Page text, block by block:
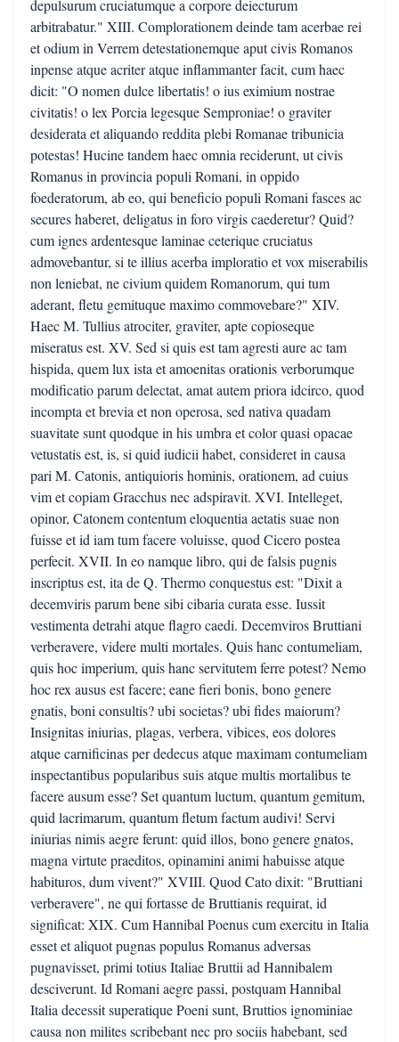
depulsurum cruciatumque a corpore deiecturum
arbitrabatur." XIII. Complorationem deinde tam acerbae rei
et odium in Verrem detestationemque aput civis Romanos
inpense atque acriter atque inflammanter facit, cum haec
dicit: "O nomen dulce libertatis! o ius eximium nostrae
civitatis! o lex Porcia legesque Semproniae! o graviter
desiderata et aliquando reddita plebi Romanae tribunicia
potestas! Hucine tandem haec omnia reciderunt, ut civis
Romanus in provincia populi Romani, in oppido
foederatorum, ab eo, qui beneficio populi Romani fasces ac
secures haberet, deligatus in foro virgis caederetur? Quid?
cum ignes ardentesque laminae ceterique cruciatus
admovebantur, si te illius acerba imploratio et vox miserabilis
non leniebat, ne civium quidem Romanorum, qui tum
aderant, fletu gemituque maximo commovebare?" XIV.
Haec M. Tullius atrociter, graviter, apte copioseque
miseratus est. XV. Sed si quis est tam agresti aure ac tam
hispida, quem lux ista et amoenitas orationis verborumque
modificatio parum delectat, amat autem priora idcirco, quod
incompta et brevia et non operosa, sed nativa quadam
suavitate sunt quodque in his umbra et color quasi opacae
vetustatis est, is, si quid iudicii habet, consideret in causa
pari M. Catonis, antiquioris hominis, orationem, ad cuius
vim et copiam Gracchus nec adspiravit. XVI. Intelleget,
opinor, Catonem contentum eloquentia aetatis suae non
fuisse et id iam tum facere voluisse, quod Cicero postea
perfecit. XVII. In eo namque libro, qui de falsis pugnis
inscriptus est, ita de Q. Thermo conquestus est: "Dixit a
decemviris parum bene sibi cibaria curata esse. Iussit
vestimenta detrahi atque flagro caedi. Decemviros Bruttiani
verberavere, videre multi mortales. Quis hanc contumeliam,
quis hoc imperium, quis hanc servitutem ferre potest? Nemo
hoc rex ausus est facere; eane fieri bonis, bono genere
gnatis, boni consultis? ubi societas? ubi fides maiorum?
Insignitas iniurias, plagas, verbera, vibices, eos dolores
atque carnificinas per dedecus atque maximam contumeliam
inspectantibus popularibus suis atque multis mortalibus te
facere ausum esse? Set quantum luctum, quantum gemitum,
quid lacrimarum, quantum fletum factum audivi! Servi
iniurias nimis aegre ferunt: quid illos, bono genere gnatos,
magna virtute praeditos, opinamini animi habuisse atque
habituros, dum vivent?" XVIII. Quod Cato dixit: "Bruttiani
verberavere", ne qui fortasse de Bruttianis requirat, id
significat: XIX. Cum Hannibal Poenus cum exercitu in Italia
esset et aliquot pugnas populus Romanus adversas
pugnavisset, primi totius Italiae Bruttii ad Hannibalem
desciverunt. Id Romani aegre passi, postquam Hannibal
Italia decessit superatique Poeni sunt, Bruttios ignominiae
causa non milites scribebant nec pro sociis habebant, sed